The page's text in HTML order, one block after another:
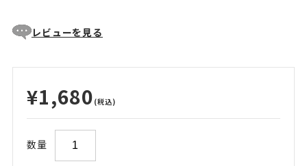
レビューを見る
¥1,680 (税込)
数量